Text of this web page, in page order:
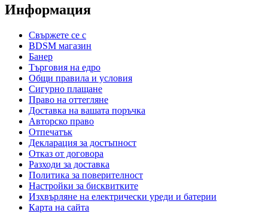
Информация
Свържете се с
BDSM магазин
Банер
Търговия на едро
Общи правила и условия
Сигурно плащане
Право на оттегляне
Доставка на вашата поръчка
Авторско право
Отпечатък
Декларация за достъпност
Отказ от договора
Разходи за доставка
Политика за поверителност
Настройки за бисквитките
Изхвърляне на електрически уреди и батерии
Карта на сайта